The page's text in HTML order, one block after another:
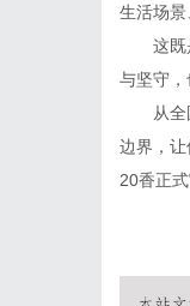
生活场
这既
与坚守
从
边界，
20香正